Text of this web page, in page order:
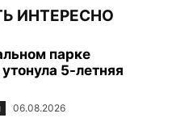
ИНТЕРЕСНО
парке
5-летняя
06.08.2026